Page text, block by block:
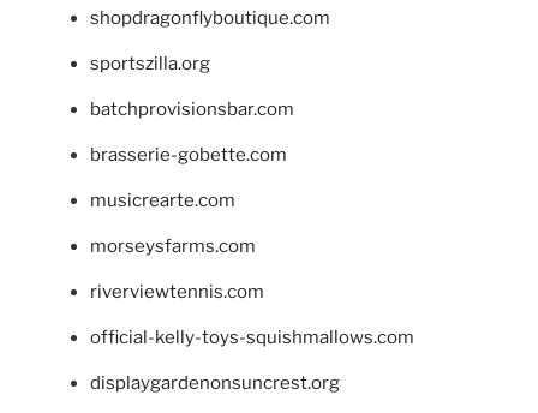
shopdragonflyboutique.com
sportszilla.org
batchprovisionsbar.com
brasserie-gobette.com
musicrearte.com
morseysfarms.com
riverviewtennis.com
official-kelly-toys-squishmallows.com
displaygardenonsuncrest.org